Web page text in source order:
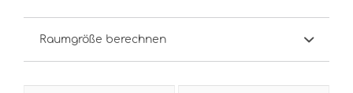
Raumgröße berechnen